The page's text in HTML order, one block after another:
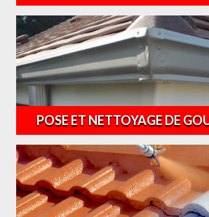
POSE ET NETTOYAGE DE